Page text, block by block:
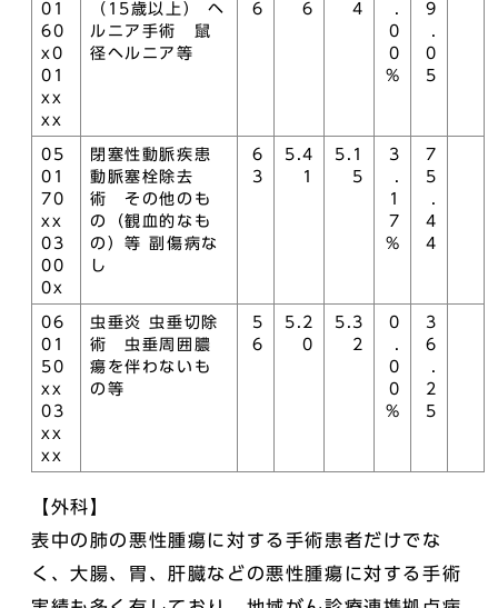
01
60
x0
01
xx
xx
（15歳以上） ヘ
ルニア手術 鼠
径ヘルニア等
6
6
4
.
0
0
%
9
.
0
5
05
01
70
xx
03
00
0x
閉塞性動脈疾患
動脈塞栓除去
術 その他のも
の（観血的なも
の）等 副傷病な
し
6
3
5.4
1
5.1
5
3
.
1
7
%
7
5
.
4
4
06
01
50
xx
03
xx
xx
虫垂炎 虫垂切除
術 虫垂周囲膿
瘍を伴わないも
の等
5
6
5.2
0
5.3
2
0
.
0
0
%
3
6
.
2
5
【外科】
表中の肺の悪性腫瘍に対する手術患者だけでな
く、大腸、胃、肝臓などの悪性腫瘍に対する手術